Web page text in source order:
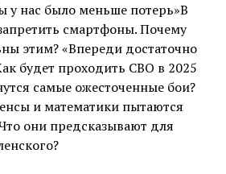
у нас было меньше потерь»В
смартфоны. Почему
этим? «Впереди достаточно
будет проходить СВО в 2025
самые ожесточенные бои?
и математики пытаются
они предсказывают для